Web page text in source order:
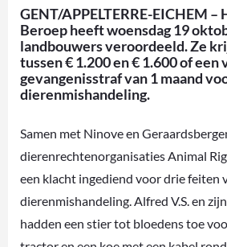
GENT/APPELTERRE-EICHEM –
Beroep heeft woensdag 19
landbouwers veroordeeld. Ze
tussen € 1.200 en € 1.600 of een
gevangenisstraf van 1 maand
dierenmishandeling.
Samen met Ninove en
dierenrechtenorganisaties Animal
een klacht ingediend voor drie feiten
dierenmishandeling. Alfred V.S. en
hadden een stier tot bloedens toe